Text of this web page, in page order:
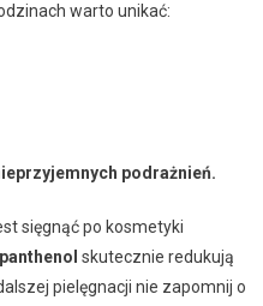
warto unikać:
podrażnień.
sięgnąć po kosmetyki
skutecznie redukują
pielęgnacji nie zapomnij o